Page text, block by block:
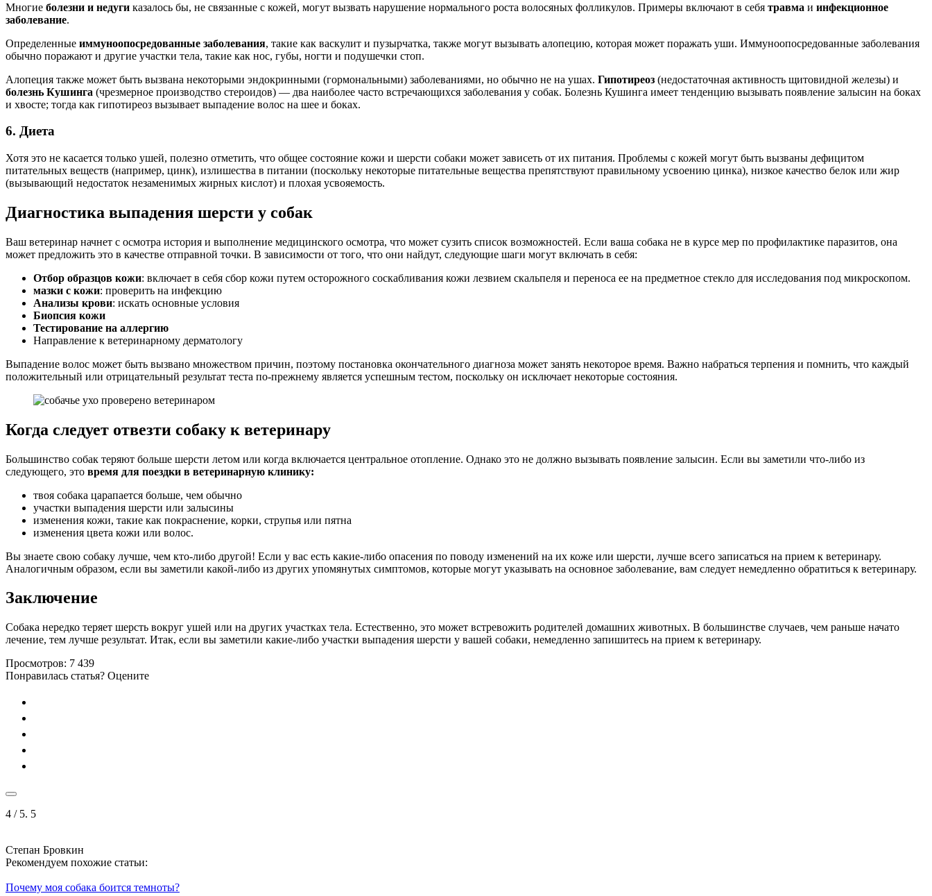
Многие болезни и недуги казалось бы, не связанные с кожей, могут вызвать нарушение нормального роста волосяных фолликулов. Примеры включают в себя травма и инфекционное
заболевание.
Определенные иммуноопосредованные заболевания, такие как васкулит и пузырчатка, также могут вызывать алопецию, которая может поражать уши. Иммуноопосредованные заболевания
обычно поражают и другие участки тела, такие как нос, губы, ногти и подушечки стоп.
Алопеция также может быть вызвана некоторыми эндокринными (гормональными) заболеваниями, но обычно не на ушах. Гипотиреоз (недостаточная активность щитовидной железы) и
болезнь Кушинга (чрезмерное производство стероидов) — два наиболее часто встречающихся заболевания у собак. Болезнь Кушинга имеет тенденцию вызывать появление залысин на боках
и хвосте; тогда как гипотиреоз вызывает выпадение волос на шее и боках.
6. Диета
Хотя это не касается только ушей, полезно отметить, что общее состояние кожи и шерсти собаки может зависеть от их питания. Проблемы с кожей могут быть вызваны дефицитом
питательных веществ (например, цинк), излишества в питании (поскольку некоторые питательные вещества препятствуют правильному усвоению цинка), низкое качество белок или жир
(вызывающий недостаток незаменимых жирных кислот) и плохая усвояемость.
Диагностика выпадения шерсти у собак
Ваш ветеринар начнет с осмотра история и выполнение медицинского осмотра, что может сузить список возможностей. Если ваша собака не в курсе мер по профилактике паразитов, она
может предложить это в качестве отправной точки. В зависимости от того, что они найдут, следующие шаги могут включать в себя:
Отбор образцов кожи: включает в себя сбор кожи путем осторожного соскабливания кожи лезвием скальпеля и переноса ее на предметное стекло для исследования под микроскопом.
мазки с кожи: проверить на инфекцию
Анализы крови: искать основные условия
Биопсия кожи
Тестирование на аллергию
Направление к ветеринарному дерматологу
Выпадение волос может быть вызвано множеством причин, поэтому постановка окончательного диагноза может занять некоторое время. Важно набраться терпения и помнить, что каждый
положительный или отрицательный результат теста по-прежнему является успешным тестом, поскольку он исключает некоторые состояния.
Когда следует отвезти собаку к ветеринару
Большинство собак теряют больше шерсти летом или когда включается центральное отопление. Однако это не должно вызывать появление залысин. Если вы заметили что-либо из
следующего, это время для поездки в ветеринарную клинику:
твоя собака царапается больше, чем обычно
участки выпадения шерсти или залысины
изменения кожи, такие как покраснение, корки, струпья или пятна
изменения цвета кожи или волос.
Вы знаете свою собаку лучше, чем кто-либо другой! Если у вас есть какие-либо опасения по поводу изменений на их коже или шерсти, лучше всего записаться на прием к ветеринару.
Аналогичным образом, если вы заметили какой-либо из других упомянутых симптомов, которые могут указывать на основное заболевание, вам следует немедленно обратиться к ветеринару.
Заключение
Собака нередко теряет шерсть вокруг ушей или на других участках тела. Естественно, это может встревожить родителей домашних животных. В большинстве случаев, чем раньше начато
лечение, тем лучше результат. Итак, если вы заметили какие-либо участки выпадения шерсти у вашей собаки, немедленно запишитесь на прием к ветеринару.
Просмотров: 7 439
Понравилась статья? Оцените
4 / 5. 5
Степан Бровкин
Рекомендуем похожие статьи:
Почему моя собака боится темноты?